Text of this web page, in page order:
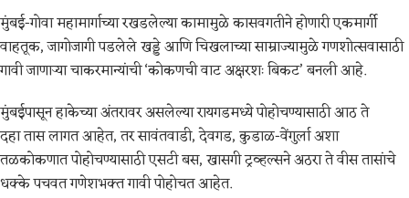
मुंबई-गोवा महामार्गाच्या रखडलेल्या कामामुळे कासवगतीने होणारी एकमार्गी
वाहतूक, जागोजागी पडलेले खड्डे आणि चिखलाच्या साम्राज्यामुळे गणशोत्सवासाठी
गावी जाणाऱ्या चाकरमान्यांची ‘कोकणची वाट अक्षरशः बिकट’ बनली आहे.
मुंबईपासून हाकेच्या अंतरावर असलेल्या रायगडमध्ये पोहोचण्यासाठी आठ ते
दहा तास लागत आहेत, तर सावंतवाडी, देवगड, कुडाळ-वेंगुर्ला अशा
तळकोकणात पोहोचण्यासाठी एसटी बस, खासगी ट्रव्हल्सने अठरा ते वीस तासांचे
धक्के पचवत गणेशभक्त गावी पोहोचत आहेत.